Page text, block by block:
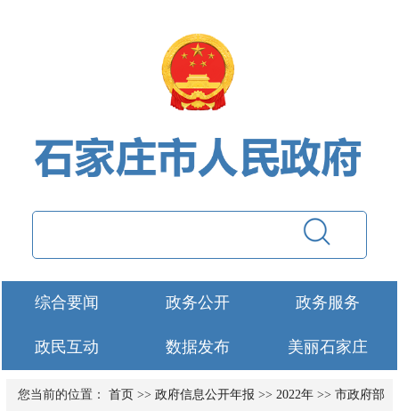
综合要闻 政务公开 政务服务
政民互动 数据发布 美丽石家庄
您当前的位置： 首页 >> 政府信息公开年报 >> 2022年>> 市政府部